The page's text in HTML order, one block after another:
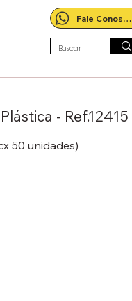
Fale Conosco!
- Ref.12415
50 unidades)